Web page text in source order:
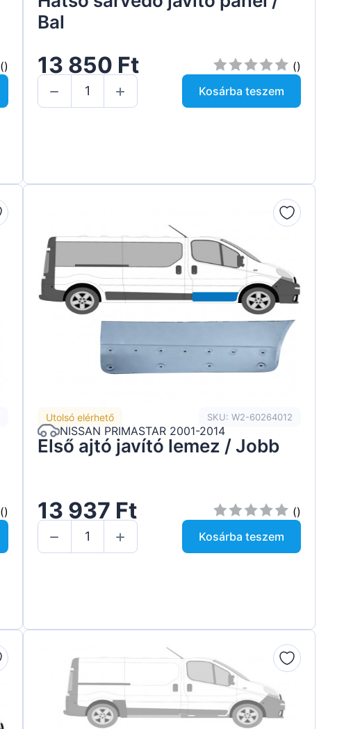
()
Bal
13 850 Ft
()
Kosárba teszem
()
Utolsó elérhető SKU: W2-60264012
NISSAN PRIMASTAR 2001-2014
Első ajtó javító lemez / Jobb
13 937 Ft
()
Kosárba teszem